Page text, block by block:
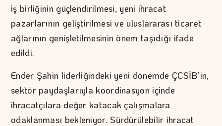
iş birliğinin güçlendirilmesi, yeni ihracat
pazarlarının geliştirilmesi ve uluslararası ticaret
ağlarının genişletilmesinin önem taşıdığı ifade
edildi.
Ender Şahin liderliğindeki yeni dönemde ÇCSİB’in,
sektör paydaşlarıyla koordinasyon içinde
ihracatçılara değer katacak çalışmalara
odaklanması bekleniyor. Sürdürülebilir ihracat